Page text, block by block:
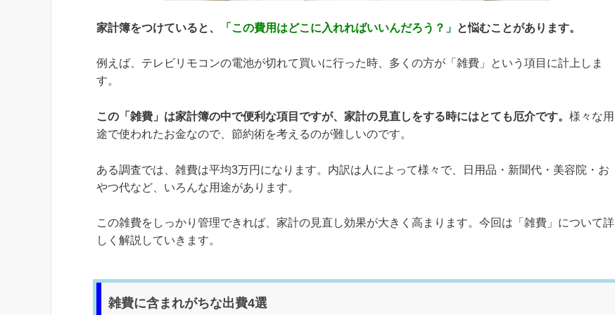
家計簿をつけていると、 「この費用はどこに入れればいいんだろう？」 と悩むことがあります。
例えば、テレビリモコンの電池が切れて買いに行った時、多くの方が「雑費」という項目に計上しま
す。
この「雑費」は家計簿の中で便利な項目ですが、家計の見直しをする時にはとても厄介です。 様々な用
途で使われたお金なので、節約術を考えるのが難しいのです。
ある調査では、雑費は平均3万円になります。内訳は人によって様々で、日用品・新聞代・美容院・お
やつ代など、いろんな用途があります。
この雑費をしっかり管理できれば、家計の見直し効果が大きく高まります。今回は「雑費」について詳
しく解説していきます。
雑費に含まれがちな出費4選